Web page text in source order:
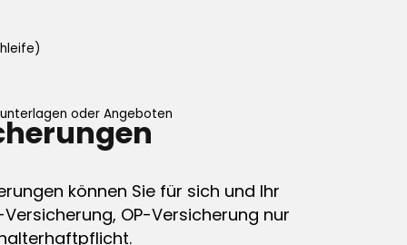
oder Angeboten
können Sie für sich und Ihr
OP-Versicherung nur